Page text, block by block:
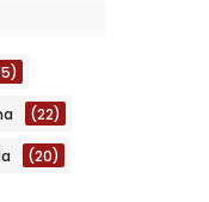
(22)
(20)